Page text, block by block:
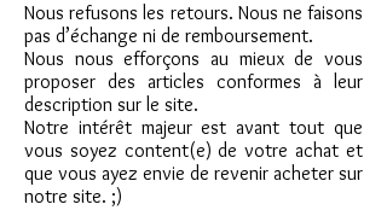
Nous refusons les retours. Nous ne faisons
pas d’échange ni de remboursement.
Nous nous efforçons au mieux de vous
proposer des articles conformes à leur
description sur le site.
Notre intérêt majeur est avant tout que
vous soyez content(e) de votre achat et
que vous ayez envie de revenir acheter sur
notre site. ;)